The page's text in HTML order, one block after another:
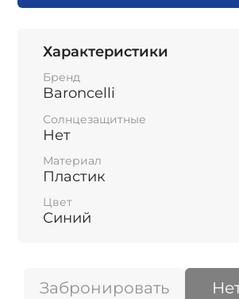
Характеристики
Бренд
Baroncelli
Солнцезащитные
Нет
Материал
Пластик
Цвет
Синий
Забронировать